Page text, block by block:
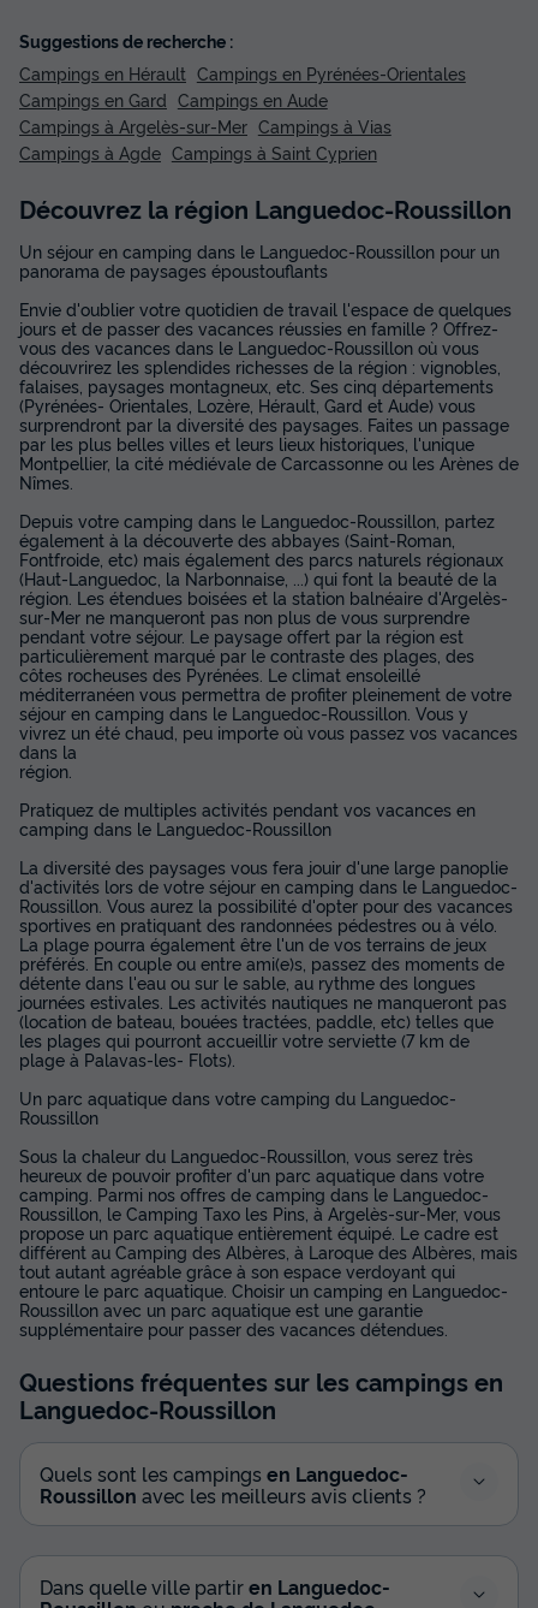
Suggestions de recherche :
Campings en Hérault Campings en Pyrénées-Orientales
Campings en Gard Campings en Aude
Campings à Argelès-sur-Mer Campings à Vias
Campings à Agde Campings à Saint Cyprien
Découvrez la région Languedoc-Roussillon
Un séjour en camping dans le Languedoc-Roussillon pour un
panorama de paysages époustouflants
Envie d'oublier votre quotidien de travail l'espace de quelques
jours et de passer des vacances réussies en famille ? Offrez-
vous des vacances dans le Languedoc-Roussillon où vous
découvrirez les splendides richesses de la région : vignobles,
falaises, paysages montagneux, etc. Ses cinq départements
(Pyrénées- Orientales, Lozère, Hérault, Gard et Aude) vous
surprendront par la diversité des paysages. Faites un passage
par les plus belles villes et leurs lieux historiques, l'unique
Montpellier, la cité médiévale de Carcassonne ou les Arènes de
Nîmes.
Depuis votre camping dans le Languedoc-Roussillon, partez
également à la découverte des abbayes (Saint-Roman,
Fontfroide, etc) mais également des parcs naturels régionaux
(Haut-Languedoc, la Narbonnaise, ...) qui font la beauté de la
région. Les étendues boisées et la station balnéaire d'Argelès-
sur-Mer ne manqueront pas non plus de vous surprendre
pendant votre séjour. Le paysage offert par la région est
particulièrement marqué par le contraste des plages, des
côtes rocheuses des Pyrénées. Le climat ensoleillé
méditerranéen vous permettra de profiter pleinement de votre
séjour en camping dans le Languedoc-Roussillon. Vous y
vivrez un été chaud, peu importe où vous passez vos vacances
dans la
région.
Pratiquez de multiples activités pendant vos vacances en
camping dans le Languedoc-Roussillon
La diversité des paysages vous fera jouir d'une large panoplie
d'activités lors de votre séjour en camping dans le Languedoc-
Roussillon. Vous aurez la possibilité d'opter pour des vacances
sportives en pratiquant des randonnées pédestres ou à vélo.
La plage pourra également être l'un de vos terrains de jeux
préférés. En couple ou entre ami(e)s, passez des moments de
détente dans l'eau ou sur le sable, au rythme des longues
journées estivales. Les activités nautiques ne manqueront pas
(location de bateau, bouées tractées, paddle, etc) telles que
les plages qui pourront accueillir votre serviette (7 km de
plage à Palavas-les- Flots).
Un parc aquatique dans votre camping du Languedoc-
Roussillon
Sous la chaleur du Languedoc-Roussillon, vous serez très
heureux de pouvoir profiter d'un parc aquatique dans votre
camping. Parmi nos offres de camping dans le Languedoc-
Roussillon, le Camping Taxo les Pins, à Argelès-sur-Mer, vous
propose un parc aquatique entièrement équipé. Le cadre est
différent au Camping des Albères, à Laroque des Albères, mais
tout autant agréable grâce à son espace verdoyant qui
entoure le parc aquatique. Choisir un camping en Languedoc-
Roussillon avec un parc aquatique est une garantie
supplémentaire pour passer des vacances détendues.
Questions fréquentes sur les campings en
Languedoc-Roussillon
Quels sont les campings en Languedoc-
Roussillon avec les meilleurs avis clients ?
Dans quelle ville partiren Languedoc-